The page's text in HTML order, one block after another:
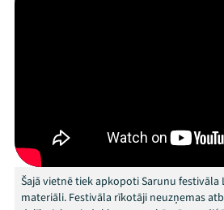
Programma
Arhīvs
Šajā vietnē tiek apkopoti Sarunu festivāla
materiāli. Festivāla rīkotāji neuzņemas